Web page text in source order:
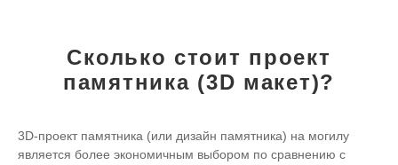
Сколько стоит проект
памятника (3D макет)?
3D-проект памятника (или дизайн памятника) на могилу
является более экономичным выбором по сравнению с